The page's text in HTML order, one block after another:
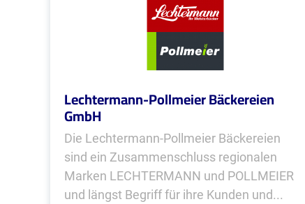
Lechtermann-Pollmeier Bäckereien
GmbH
Die Lechtermann-Pollmeier Bäckereien
sind ein Zusammenschluss regionalen
Marken LECHTERMANN und POLLMEIER
und längst Begriff für ihre Kunden und...